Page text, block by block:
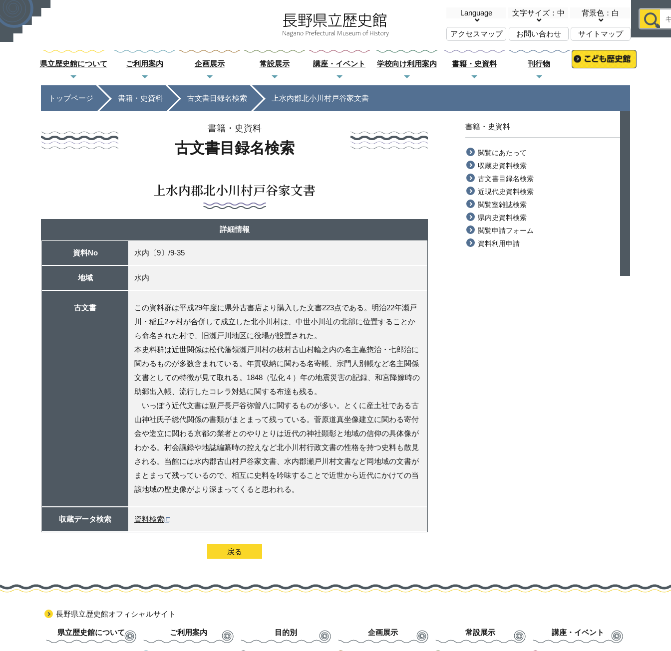
Language 文字サイズ：中 背景色：白
アクセスマップ お問い合わせ サイトマップ
県立歴史館について ご利用案内 企画展示 常設展示 講座・イベント 学校向け利用案内 書籍・史資料 刊行物
トップページ 書籍・史資料 古文書目録名検索 上水内郡北小川村戸谷家文書
書籍・史資料
古文書目録名検索
上水内郡北小川村戸谷家文書
詳細情報
資料No 水内〔9〕/9-35
地域 水内
古文書
この資料群は平成29年度に県外古書店より購入した文書223点である。明治22年瀬戸
川・稲丘2ヶ村が合併して成立した北小川村は、中世小川荘の北部に位置することか
ら命名された村で、旧瀬戸川地区に役場が設置された。
本史料群は近世関係は松代藩領瀬戸川村の枝村古山村輪之内の名主嘉惣治・七郎治に
関わるものが多数含まれている。年貢収納に関わる名寄帳、宗門人別帳など名主関係
文書としての特徴が見て取れる。1848（弘化４）年の地震災害の記録、和宮降嫁時の
助郷出入帳、流行したコレラ対処に関する布達も残る。
いっぽう近代文書は副戸長戸谷弥曽八に関するものが多い。とくに産土社である古
山神社氏子総代関係の書類がまとまって残っている。菅原道真坐像建立に関わる寄付
金や造立に関わる京都の業者とのやりとりは近代の神社顕彰と地域の信仰の具体像が
わかる。村会議録や地誌編纂時の控えなど北小川村行政文書の性格を持つ史料も散見
される。当館には水内郡古山村戸谷家文書、水内郡瀬戸川村文書など同地域の文書が
まとまって残っているので、相互に史料を吟味することで近世から近代にかけての当
該地域の歴史像がより深まってくると思われる。
収蔵データ検索 資料検索
戻る
書籍・史資料
閲覧にあたって
収蔵史資料検索
古文書目録名検索
近現代史資料検索
閲覧室雑誌検索
県内史資料検索
閲覧申請フォーム
資料利用申請
長野県立歴史館オフィシャルサイト
県立歴史館について ご利用案内 目的別 企画展示 常設展示 講座・イベント